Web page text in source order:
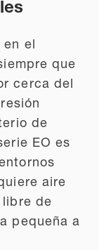
en el
que
cerca del
de
EO es
aire
de
pequeña a